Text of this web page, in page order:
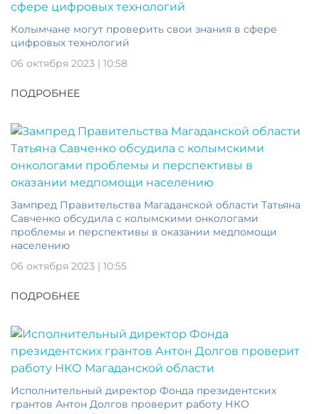
Колымчане могут проверить свои знания в сфере
цифровых технологий
06 октября 2023 | 10:58
ПОДРОБНЕЕ
Зампред Правительства Магаданской области Татьяна
Савченко обсудила с колымскими онкологами
проблемы и перспективы в оказании медпомощи
населению
06 октября 2023 | 10:55
ПОДРОБНЕЕ
Исполнительный директор Фонда президентских
грантов Антон Долгов проверит работу НКО